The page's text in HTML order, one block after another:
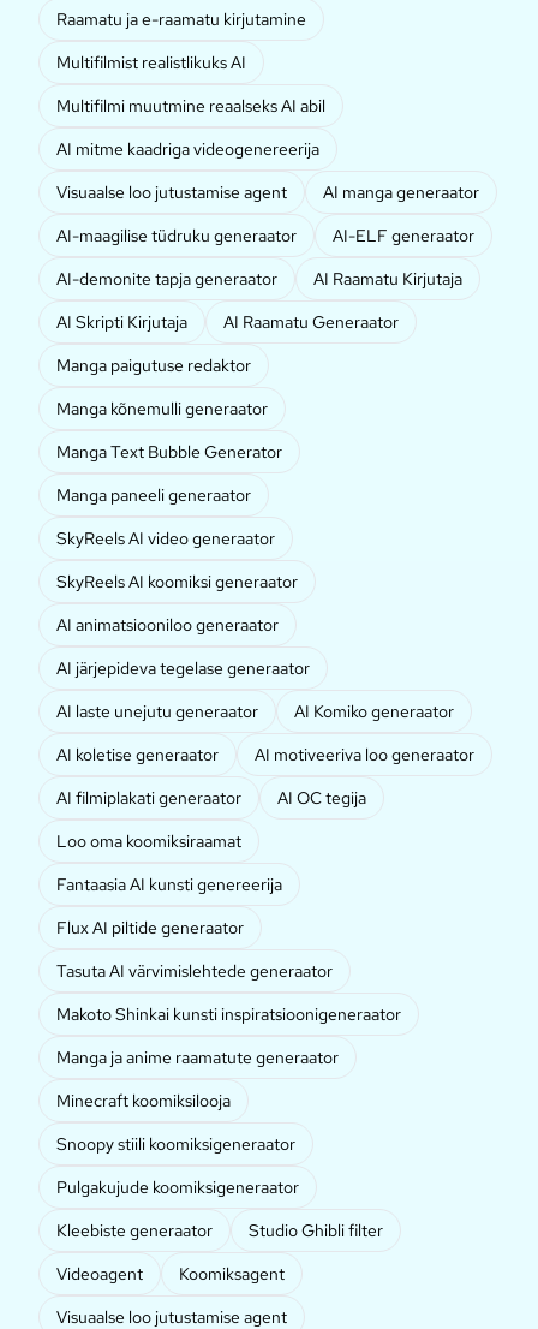
Raamatu ja e-raamatu kirjutamine
Multifilmist realistlikuks AI
Multifilmi muutmine reaalseks AI abil
AI mitme kaadriga videogenereerija
Visuaalse loo jutustamise agent
AI manga generaator
AI-maagilise tüdruku generaator
AI-ELF generaator
AI-demonite tapja generaator
AI Raamatu Kirjutaja
AI Skripti Kirjutaja
AI Raamatu Generaator
Manga paigutuse redaktor
Manga kõnemulli generaator
Manga Text Bubble Generator
Manga paneeli generaator
SkyReels AI video generaator
SkyReels AI koomiksi generaator
AI animatsiooniloo generaator
AI järjepideva tegelase generaator
AI laste unejutu generaator
AI Komiko generaator
AI koletise generaator
AI motiveeriva loo generaator
AI filmiplakati generaator
AI OC tegija
Loo oma koomiksiraamat
Fantaasia AI kunsti genereerija
Flux AI piltide generaator
Tasuta AI värvimislehtede generaator
Makoto Shinkai kunsti inspiratsioonigeneraator
Manga ja anime raamatute generaator
Minecraft koomiksilooja
Snoopy stiili koomiksigeneraator
Pulgakujude koomiksigeneraator
Kleebiste generaator
Studio Ghibli filter
Videoagent
Koomiksagent
Visuaalse loo jutustamise agent